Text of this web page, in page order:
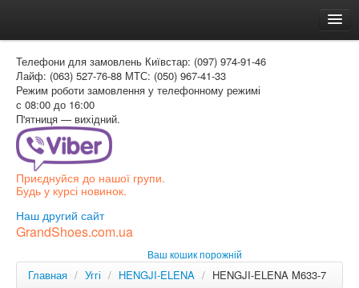
Доставка и оплата
Как заказать
Контакти
Таблиця розмірів
Вхід для покупця
РОС
Телефони для замовлень Київстар: (097) 974-91-46
Лайф: (063) 527-76-88 МТС: (050) 967-41-33
Режим роботи замовлення у телефонному режимі
с 08:00 до 16:00
П'ятниця — вихідний.
Приєднуйся до нашої групи.
Будь у курсі новинок.
Наш другий сайт
GrandShoes.com.ua
Ваш кошик порожній
Главная / Уггі / HENGJI-ELENA / HENGJI-ELENA M633-7